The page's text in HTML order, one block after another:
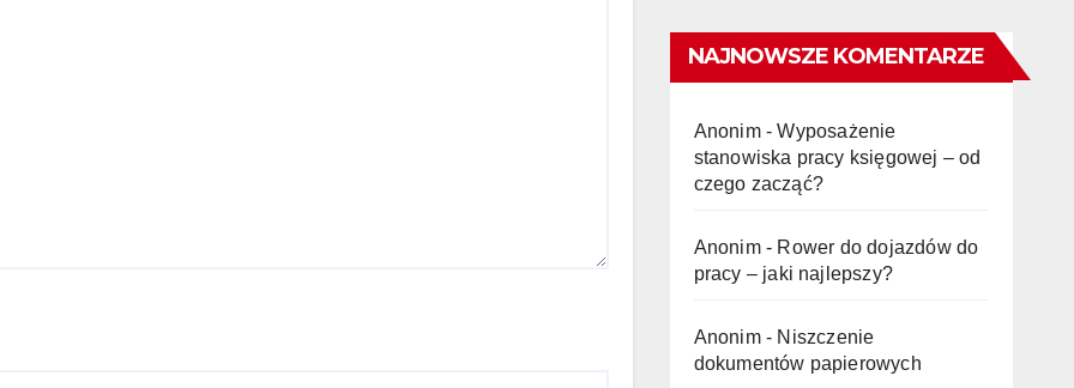
NAJNOWSZE KOMENTARZE
Anonim-Wyposażenie
stanowiska pracy księgowej – od
czego zacząć?
Anonim- Rower do dojazdów do
pracy – jaki najlepszy?
Anonim- Niszczenie
dokumentów papierowych